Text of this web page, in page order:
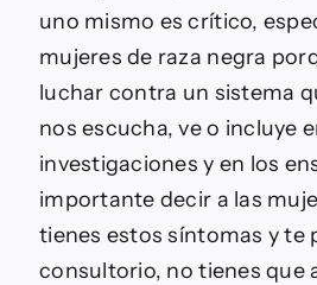
uno mismo es crítico,
mujeres de raza negra
luchar contra un sistema
nos escucha, ve o incluye
investigaciones y en los
importante decir a las
tienes estos síntomas y te
consultorio, no tienes que